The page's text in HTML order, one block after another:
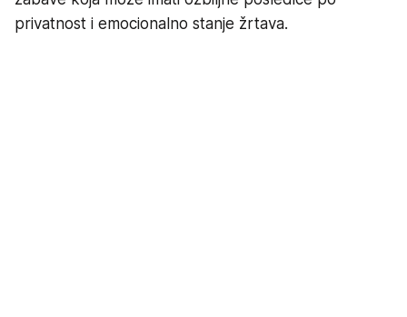
privatnost i emocionalno stanje žrtava.